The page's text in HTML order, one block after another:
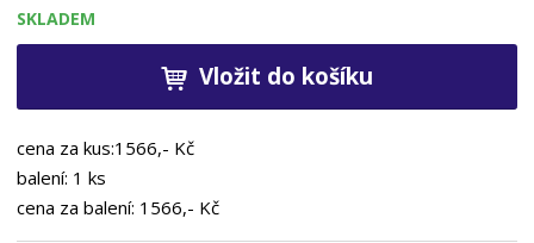
SKLADEM
Vložit do košíku
cena za kus:1566,- Kč
balení: 1 ks
cena za balení: 1566,- Kč